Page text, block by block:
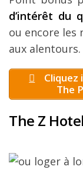
d’intérêt du
ou encore
aux alentours.
The
The Z